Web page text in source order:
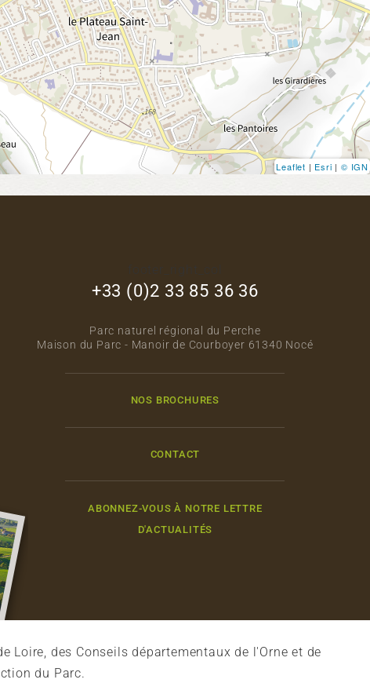
Leaflet | Esri | © IGN
+33 (0)2 33 85 36 36
Parc naturel régional du Perche
Maison du Parc - Manoir de Courboyer 61340 Nocé
NOS BROCHURES
CONTACT
ABONNEZ-VOUS À NOTRE LETTRE
D'ACTUALITÉS
Loire, des Conseils départementaux de l'Orne et de
du Parc.